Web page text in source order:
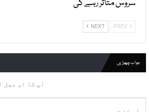
سروس متاثر رہے گی
NEXT
جواب چھوڑیں
آپ کا ای میل